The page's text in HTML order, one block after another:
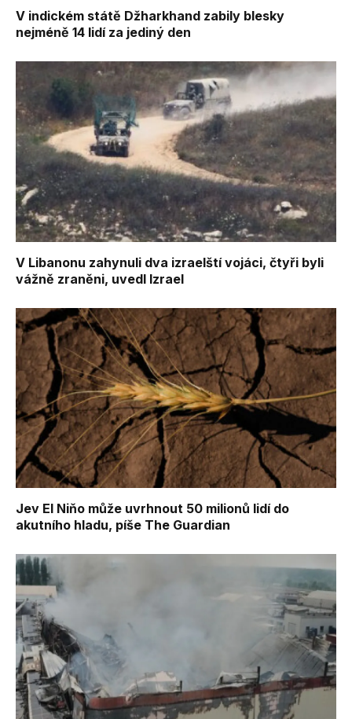
V indickém státě Džharkhand zabily blesky
nejméně 14 lidí za jediný den
V Libanonu zahynuli dva izraelští vojáci, čtyři byli
vážně zraněni, uvedl Izrael
Jev El Niňo může uvrhnout 50 milionů lidí do
akutního hladu, píše The Guardian